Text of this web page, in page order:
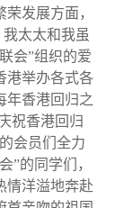
发展方面，
太太和我虽
会”组织的爱
港举办各式各
年香港回归之
祝香港回归
会员们全力
”的同学们，
情洋溢地奔赴